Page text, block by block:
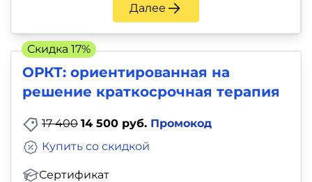
Далее
ОРКТ: ориентированная на
решение краткосрочная терапия
17 400 14 500 руб. Промокод
Сертификат
Купить со скидкой
Скидка 17%